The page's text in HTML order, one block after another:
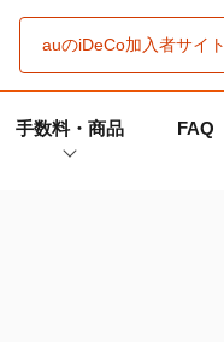
auのiDeCo加入者サイト
手数料・商品 FAQ